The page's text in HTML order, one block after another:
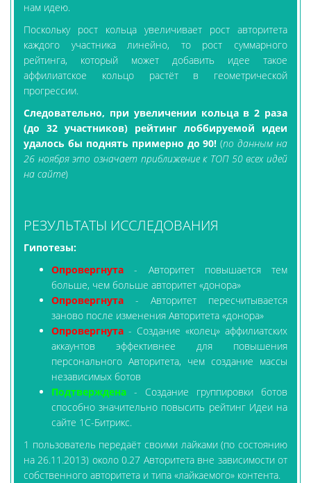
нам идею.
Поскольку рост кольца увеличивает рост авторитета
каждого участника линейно, то рост суммарного
рейтинга, который может добавить идее такое
аффилиатское кольцо растёт в геометрической
прогрессии.
Следовательно, при увеличении кольца в 2 раза
(до 32 участников) рейтинг лоббируемой идеи
удалось бы поднять примерно до 90! (по данным на
26 ноября это означает приближение к ТОП 50 всех идей
на сайте)
РЕЗУЛЬТАТЫ ИССЛЕДОВАНИЯ
Гипотезы:
Опровергнута - Авторитет повышается тем
больше, чем больше авторитет «донора»
Опровергнута - Авторитет пересчитывается
заново после изменения Авторитета «донора»
Опровергнута - Создание «колец» аффилиатских
аккаунтов эффективнее для повышения
персонального Авторитета, чем создание массы
независимых ботов
Подтверждена - Создание группировки ботов
способно значительно повысить рейтинг Идеи на
сайте 1С-Битрикс.
1 пользователь передаёт своими лайками (по состоянию
на 26.11.2013) около 0.27 Авторитета вне зависимости от
собственного авторитета и типа «лайкаемого» контента.